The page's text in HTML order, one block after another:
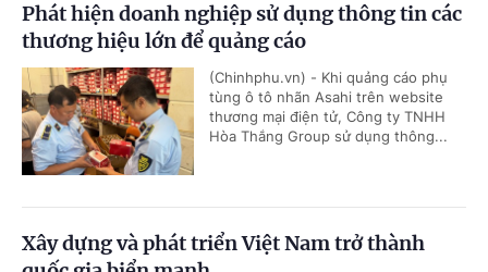
Phát hiện doanh nghiệp sử dụng thông tin các
thương hiệu lớn để quảng cáo
(Chinhphu.vn) - Khi quảng cáo phụ
tùng ô tô nhãn Asahi trên website
thương mại điện tử, Công ty TNHH
Hòa Thắng Group sử dụng thông...
Xây dựng và phát triển Việt Nam trở thành